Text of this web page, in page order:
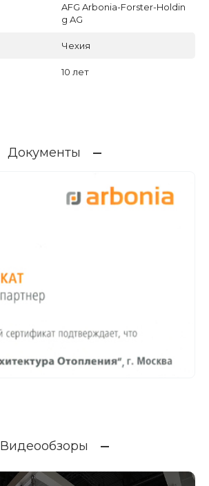
AFG Arbonia-Forster-Holdin
g AG
Чехия
10 лет
Документы
Видеообзоры